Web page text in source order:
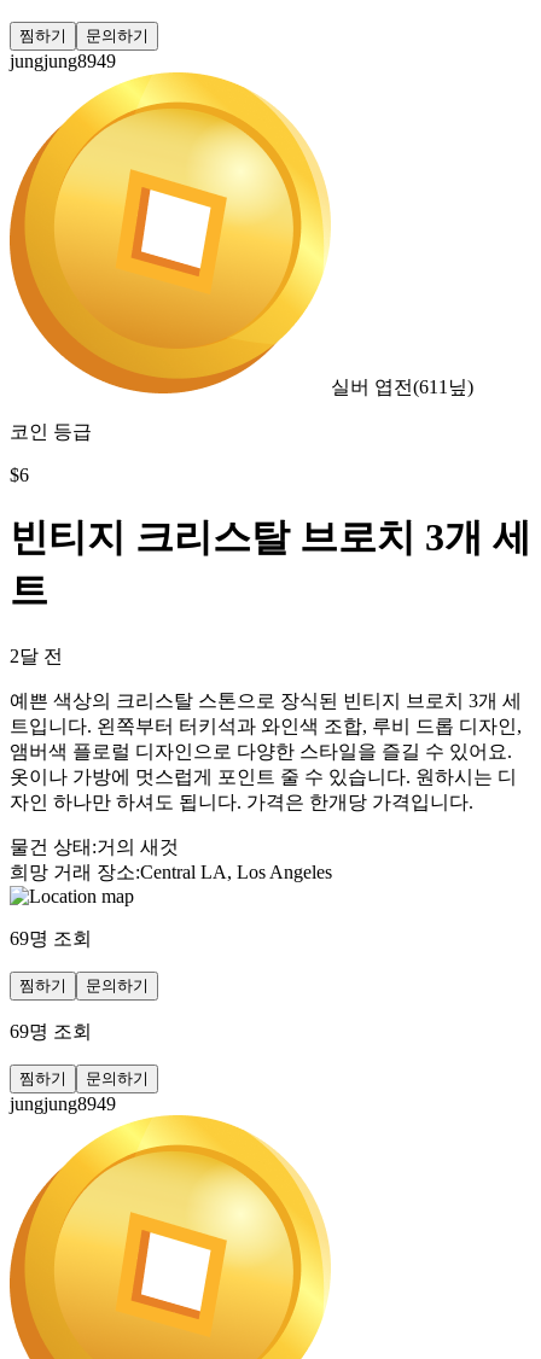
찜하기 문의하기
jungjung8949
실버 엽전(611 닢)
코인 등급
$6
빈티지 크리스탈 브로치 3개 세
트
2달 전
예쁜 색상의 크리스탈 스톤으로 장식된 빈티지 브로치 3개 세
트입니다. 왼쪽부터 터키석과 와인색 조합, 루비 드롭 디자인,
앰버색 플로럴 디자인으로 다양한 스타일을 즐길 수 있어요.
옷이나 가방에 멋스럽게 포인트 줄 수 있습니다. 원하시는 디
자인 하나만 하셔도 됩니다. 가격은 한개당 가격입니다.
물건 상태 :거의 새것
희망 거래 장소:Central LA, Los Angeles
69명 조회
찜하기 문의하기
69명 조회
찜하기 문의하기
jungjung8949